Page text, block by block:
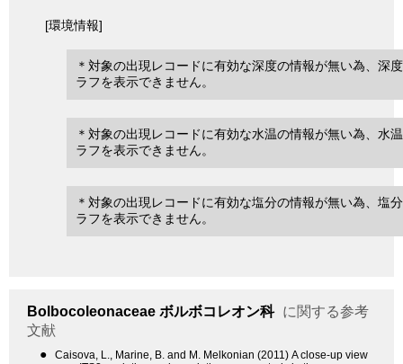
[環境情報]
＊対象の出現レコードに有効な深度の情報が無い為、深
ラフを表示できません。
＊対象の出現レコードに有効な水温の情報が無い為、水
ラフを表示できません。
＊対象の出現レコードに有効な塩分の情報が無い為、塩
ラフを表示できません。
Bolbocoleonaceae ボルボコレオン科 に関する参考
文献
●
Caisova, L., Marine, B. and M. Melkonian (2011) A close-up view